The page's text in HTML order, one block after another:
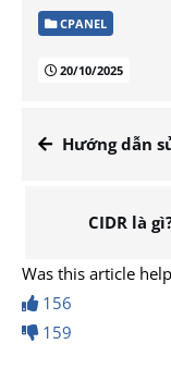
CPANEL
20/10/2025
Hướng dẫn sử
CIDR là
Was this article
156
159